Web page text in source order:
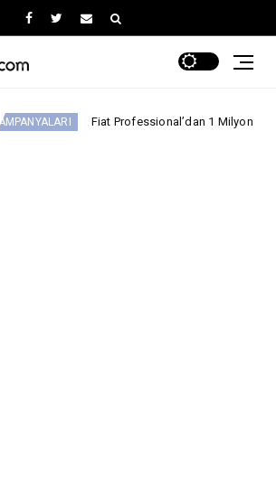
Fiat Professional’dan 1 Milyon tl’ye Varan